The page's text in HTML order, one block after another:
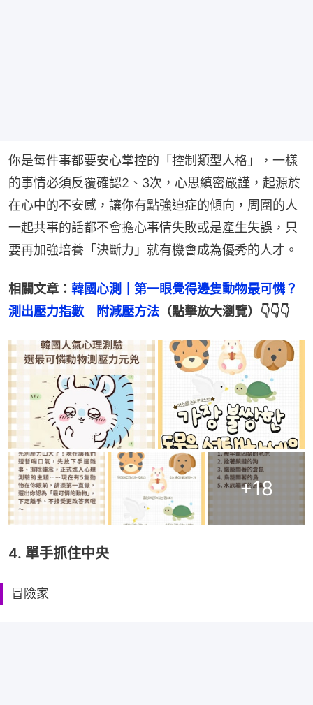
你是每件事都要安心掌控的「控制類型人格」，一樣
的事情必須反覆確認2、3次，心思縝密嚴謹，起源於
在心中的不安感，讓你有點強迫症的傾向，周圍的人
一起共事的話都不會擔心事情失敗或是產生失誤，只
要再加強培養「決斷力」就有機會成為優秀的人才。
相關文章： 韓國心測｜第一眼覺得邊隻動物最可憐？
測出壓力指數　附減壓方法 （點擊放大瀏覽）👇👇👇
+18
4. 單手抓住中央
冒險家